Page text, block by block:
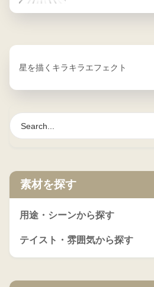
星を描くキラキラエフェクト
素材を探す
用途・シーンから探す
テイスト・雰囲気から探す